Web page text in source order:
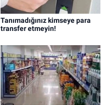
Tanımadığınız kimseye para
transfer etmeyin!